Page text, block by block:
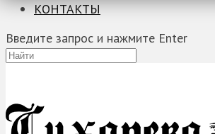
КОНТАКТЫ
Введите запрос и нажмите Enter